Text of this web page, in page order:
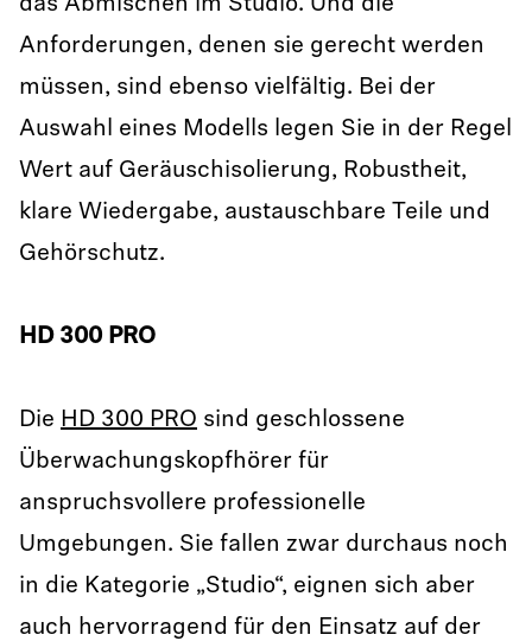
das Abmischen im Studio. Und die
Anforderungen, denen sie gerecht werden
müssen, sind ebenso vielfältig. Bei der
Auswahl eines Modells legen Sie in der Regel
Wert auf Geräuschisolierung, Robustheit,
klare Wiedergabe, austauschbare Teile und
Gehörschutz.
HD 300 PRO
Die HD 300 PRO sind geschlossene
Überwachungskopfhörer für
anspruchsvollere professionelle
Umgebungen. Sie fallen zwar durchaus noch
in die Kategorie „Studio“, eignen sich aber
auch hervorragend für den Einsatz auf der